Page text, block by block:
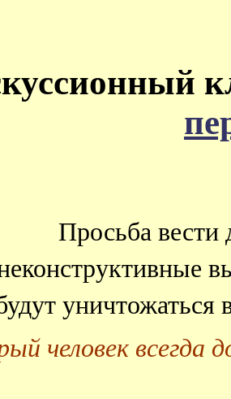
Просьба вести
человек всегда